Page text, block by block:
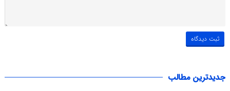
جدیدترین مطالب